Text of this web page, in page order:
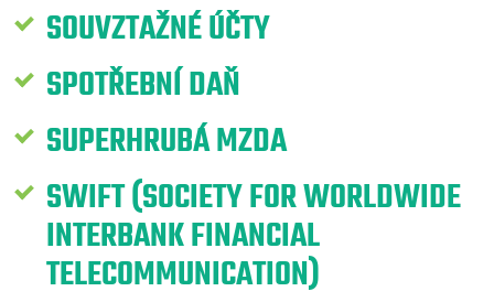
SOUVZTAŽNÉ ÚČTY
SPOTŘEBNÍ DAŇ
SUPERHRUBÁ MZDA
SWIFT (SOCIETY FOR WORLDWIDE
INTERBANK FINANCIAL
TELECOMMUNICATION)